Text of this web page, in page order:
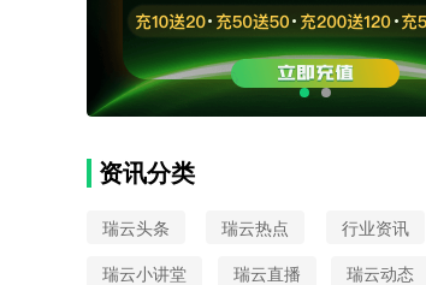
三维渲染
效果图设计大赛
效果图大赛
瑞云 ZBrush新闻
V-Ray新闻
渲染插件 Maya新闻 教
北京电影学院
无偏差渲染
CIS设计
Turtle渲染器
金鸡百花奖
资讯分类
瑞云头条 瑞云热点 行业资讯
瑞云小讲堂 瑞云直播 瑞云动态